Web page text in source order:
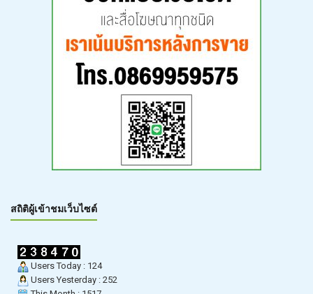
สถิติผู้เข้าชมเว็บไซต์
Users Today : 124
Users Yesterday : 252